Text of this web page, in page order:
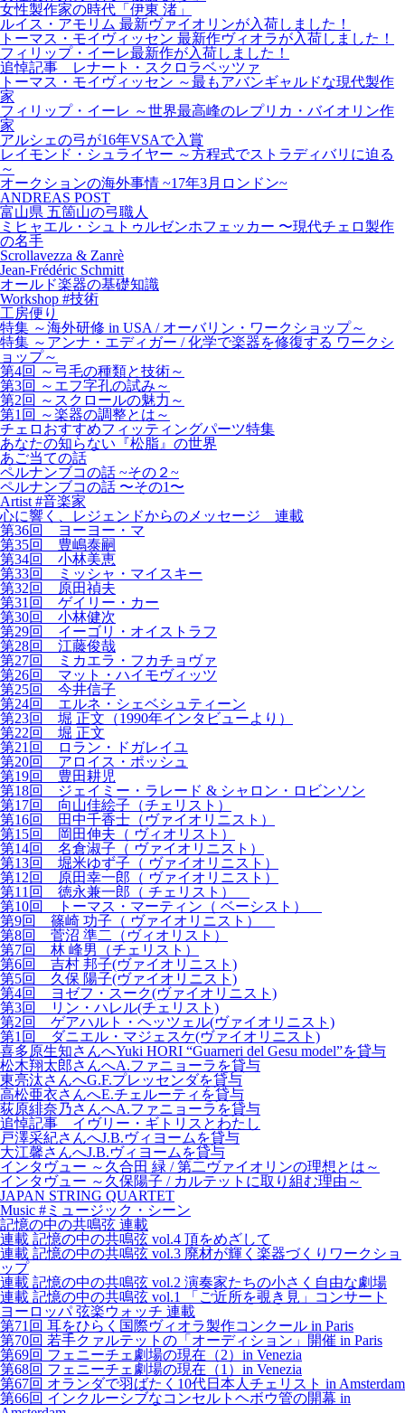
女性製作家の時代「伊東 渚」
ルイス・アモリム 最新ヴァイオリンが入荷しました！
トーマス・モイヴィッセン 最新作ヴィオラが入荷しました！
フィリップ・イーレ最新作が入荷しました！
追悼記事 レナート・スクロラベッツァ
トーマス・モイヴィッセン ～最もアバンギャルドな現代製作
家
フィリップ・イーレ ～世界最高峰のレプリカ・バイオリン作
家
アルシェの弓が16年VSAで入賞
レイモンド・シュライヤー ～方程式でストラディバリに迫る
～
オークションの海外事情 ~17年3月ロンドン~
ANDREAS POST
富山県 五箇山の弓職人
ミヒャエル・シュトゥルゼンホフェッカー 〜現代チェロ製作
の名手
Scrollavezza & Zanrè
Jean-Frédéric Schmitt
オールド楽器の基礎知識
Workshop #技術
工房便り
特集 ～海外研修 in USA / オーバリン・ワークショップ～
特集 ～アンナ・エディガー / 化学で楽器を修復する ワークシ
ョップ～
第4回 ～弓毛の種類と技術～
第3回 ～エフ字孔の試み～
第2回 ～スクロールの魅力～
第1回 ～楽器の調整とは～
チェロおすすめフィッティングパーツ特集
あなたの知らない『松脂』の世界
あご当ての話
ペルナンブコの話 ~その２~
ペルナンブコの話 〜その1〜
Artist #音楽家
心に響く、レジェンドからのメッセージ 連載
第36回 ヨーヨー・マ
第35回 豊嶋泰嗣
第34回 小林美恵
第33回 ミッシャ・マイスキー
第32回 原田禎夫
第31回 ゲイリー・カー
第30回 小林健次
第29回 イーゴリ・オイストラフ
第28回 江藤俊哉
第27回 ミカエラ・フカチョヴァ
第26回 マット・ハイモヴィッツ
第25回 今井信子
第24回 エルネ・シェベシュティーン
第23回 堀 正文（1990年インタビューより）
第22回 堀 正文
第21回 ロラン・ドガレイユ
第20回 アロイス・ポッシュ
第19回 豊田耕児
第18回 ジェイミー・ラレード & シャロン・ロビンソン
第17回 向山佳絵子（チェリスト）
第16回 田中千香士（ヴァイオリニスト）
第15回 岡田伸夫（ ヴィオリスト）
第14回 名倉淑子（ ヴァイオリニスト）
第13回 堀米ゆず子（ ヴァイオリニスト）
第12回 原田幸一郎（ ヴァイオリニスト）
第11回 徳永兼一郎（ チェリスト）
第10回 トーマス・マーティン（ ベーシスト）
第9回 篠崎 功子（ ヴァイオリニスト）
第8回 菅沼 準二（ヴィオリスト）
第7回 林 峰男（チェリスト）
第6回 吉村 邦子(ヴァイオリニスト)
第5回 久保 陽子(ヴァイオリニスト)
第4回 ヨゼフ・スーク(ヴァイオリニスト)
第3回 リン・ハレル(チェリスト)
第2回 ゲアハルト・ヘッツェル(ヴァイオリニスト)
第1回 ダニエル・マジェスケ(ヴァイオリニスト)
喜多原生知さんへYuki HORI “Guarneri del Gesu model”を貸与
松木翔太郎さんへA.ファニョーラを貸与
東亮汰さんへG.F.プレッセンダを貸与
高松亜衣さんへE.チェルーティを貸与
荻原緋奈乃さんへA.ファニョーラを貸与
追悼記事 イヴリー・ギトリスとわたし
戸澤采紀さんへJ.B.ヴィヨームを貸与
大江馨さんへJ.B.ヴィヨームを貸与
インタヴュー ～久合田 緑 / 第二ヴァイオリンの理想とは～
インタヴュー ～久保陽子 / カルテットに取り組む理由～
JAPAN STRING QUARTET
Music #ミュージック・シーン
記憶の中の共鳴弦 連載
連載 記憶の中の共鳴弦 vol.4 頂をめざして
連載 記憶の中の共鳴弦 vol.3 廃材が輝く楽器づくりワークショ
ップ
連載 記憶の中の共鳴弦 vol.2 演奏家たちの小さく自由な劇場
連載 記憶の中の共鳴弦 vol.1 「ご近所を覗き見」コンサート
ヨーロッパ 弦楽ウォッチ 連載
第71回 耳をひらく国際ヴィオラ製作コンクール in Paris
第70回 若手クァルテットの「オーディション」開催 in Paris
第69回 フェニーチェ劇場の現在（2）in Venezia
第68回 フェニーチェ劇場の現在（1）in Venezia
第67回 オランダで羽ばたく10代日本人チェリスト in Amsterdam
第66回 インクルーシブなコンセルトヘボウ管の開幕 in